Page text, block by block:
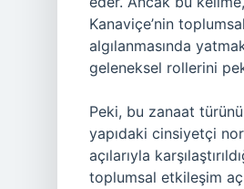
Kanaviçe’nin
algılanmasında
geleneksel rollerini
Peki, bu zanaat
yapıdaki cinsiyetçi
açılarıyla
toplumsal etkileşim